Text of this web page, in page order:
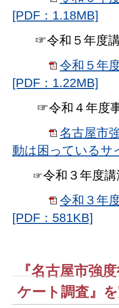
[PDF：1.18MB]
☞令和５年度
令和５年
[PDF：1.22MB]
☞令和４年度
名古屋市
動は困っているサ
☞令和３年度
令和３年
[PDF：581KB]
『名古屋市強
ケート調査』